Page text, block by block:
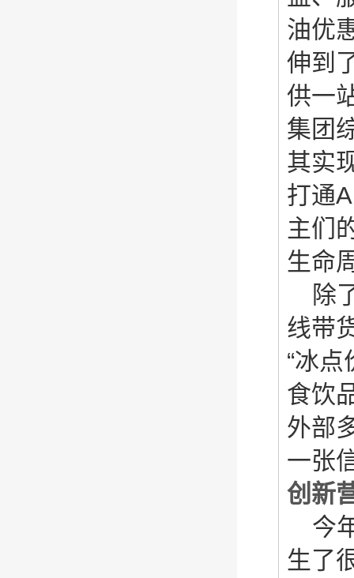
油优
伸到
供一
集团
其实
打通
主们
生命
除
线带
“冰
食饮
外部
一张
创新
今
生了